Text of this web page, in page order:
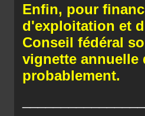
Enfin, pour
d'exploitation et
Conseil fédéral
vignette annuelle
probablement.